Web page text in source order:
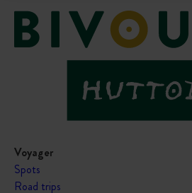
Voyager
Spots
Road trips